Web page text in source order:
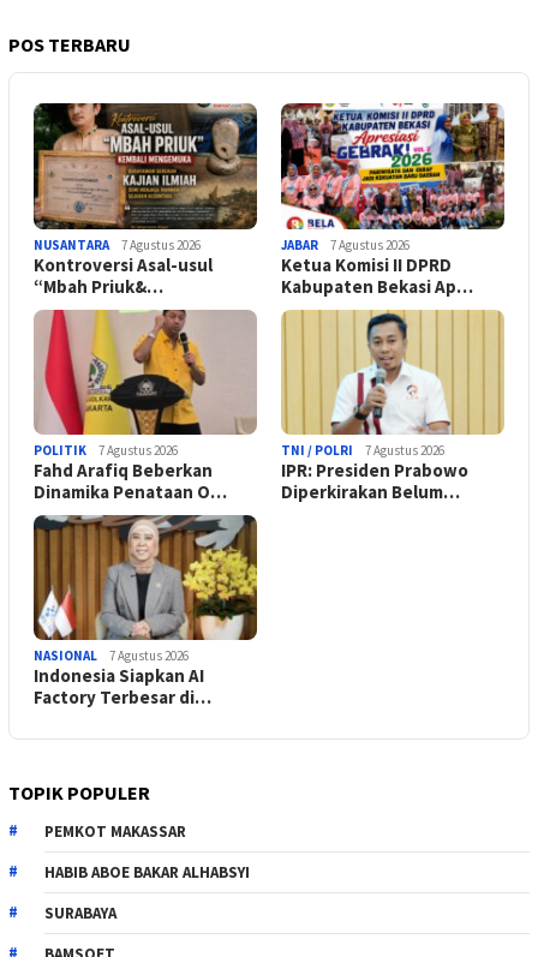
POS TERBARU
NUSANTARA 7 Agustus 2026
Kontroversi Asal-usul
“Mbah Priuk&…
JABAR 7 Agustus 2026
Ketua Komisi II DPRD
Kabupaten Bekasi Ap…
POLITIK 7 Agustus 2026
Fahd Arafiq Beberkan
Dinamika Penataan O…
TNI / POLRI 7 Agustus 2026
IPR: Presiden Prabowo
Diperkirakan Belum…
NASIONAL 7 Agustus 2026
Indonesia Siapkan AI
Factory Terbesar di…
TOPIK POPULER
PEMKOT MAKASSAR
HABIB ABOE BAKAR ALHABSYI
SURABAYA